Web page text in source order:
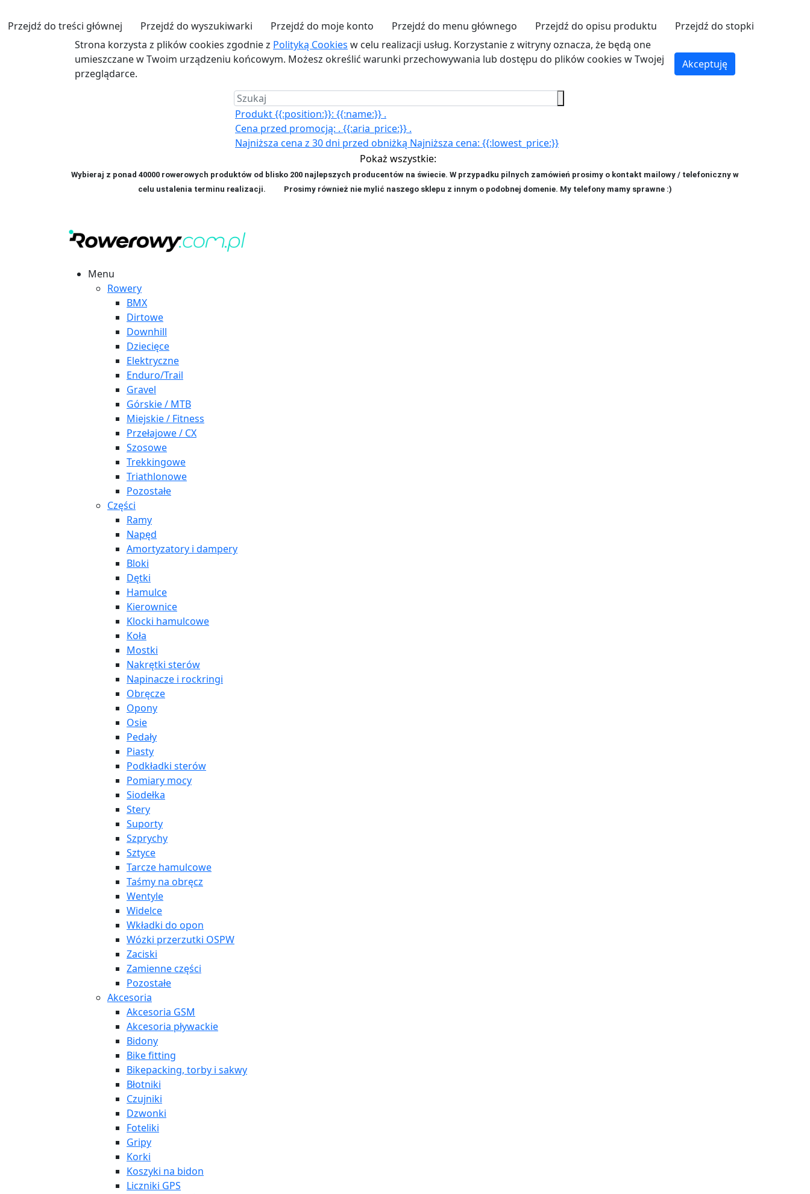
Przejdź do treści głównej Przejdź do wyszukiwarki Przejdź do moje konto Przejdź do menu głównego Przejdź do opisu produktu
Przejdź do stopki
Strona korzysta z plików cookies zgodnie z Polityką Cookies w celu realizacji usług. Korzystanie z witryny oznacza, że będą one
umieszczane w Twoim urządzeniu końcowym. Możesz określić warunki przechowywania lub dostępu do plików cookies w Twojej
przeglądarce.
Akceptuję
Produkt {{:position:}}: {{:name:}} .
Cena przed promocją: . {{:aria_price:}} .
Najniższa cena z 30 dni przed obniżką Najniższa cena: {{:lowest_price:}}
Pokaż wszystkie:
Wybieraj z ponad 40000 rowerowych produktów od blisko 200 najlepszych producentów na świecie. W przypadku pilnych zamówień prosimy o kontakt mailowy / telefoniczny w
celu ustalenia terminu realizacji. Prosimy również nie mylić naszego sklepu z innym o podobnej domenie. My telefony mamy sprawne :)
Menu
Rowery
BMX
Dirtowe
Downhill
Dziecięce
Elektryczne
Enduro/Trail
Gravel
Górskie / MTB
Miejskie / Fitness
Przełajowe / CX
Szosowe
Trekkingowe
Triathlonowe
Pozostałe
Części
Ramy
Napęd
Amortyzatory i dampery
Bloki
Dętki
Hamulce
Kierownice
Klocki hamulcowe
Koła
Mostki
Nakrętki sterów
Napinacze i rockringi
Obręcze
Opony
Osie
Pedały
Piasty
Podkładki sterów
Pomiary mocy
Siodełka
Stery
Suporty
Szprychy
Sztyce
Tarcze hamulcowe
Taśmy na obręcz
Wentyle
Widelce
Wkładki do opon
Wózki przerzutki OSPW
Zaciski
Zamienne części
Pozostałe
Akcesoria
Akcesoria GSM
Akcesoria pływackie
Bidony
Bike fitting
Bikepacking, torby i sakwy
Błotniki
Czujniki
Dzwonki
Foteliki
Gripy
Korki
Koszyki na bidon
Liczniki GPS